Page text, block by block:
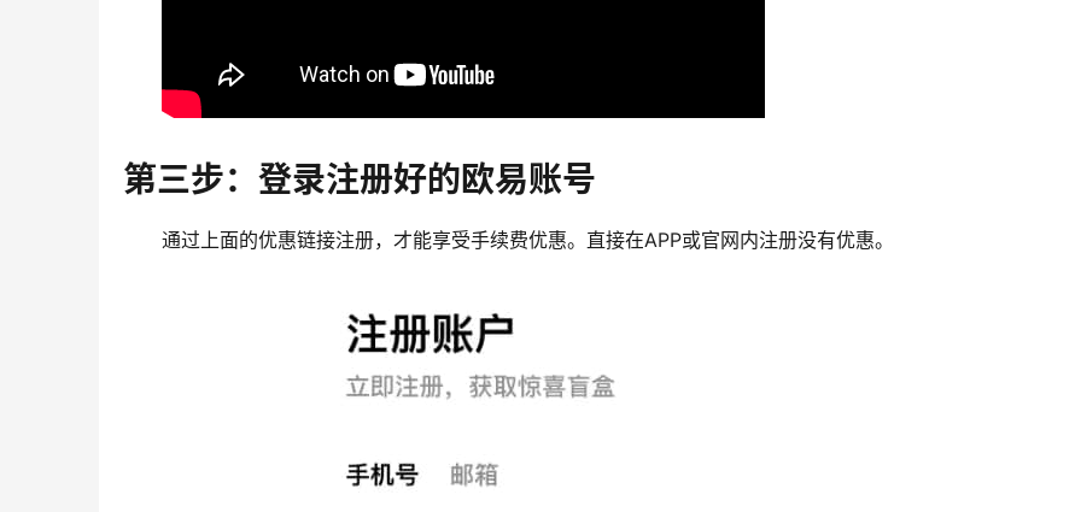
第三步：登录注册好的欧易账号
通过上面的优惠链接注册，才能享受手续费优惠。直接在APP或官网内注册没有优惠。